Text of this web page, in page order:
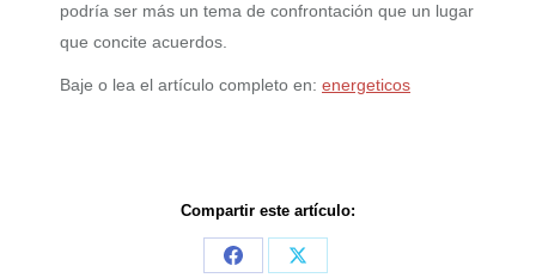
podría ser más un tema de confrontación que un lugar
que concite acuerdos.
Baje o lea el artículo completo en: energeticos
Compartir este artículo:
Share
Share